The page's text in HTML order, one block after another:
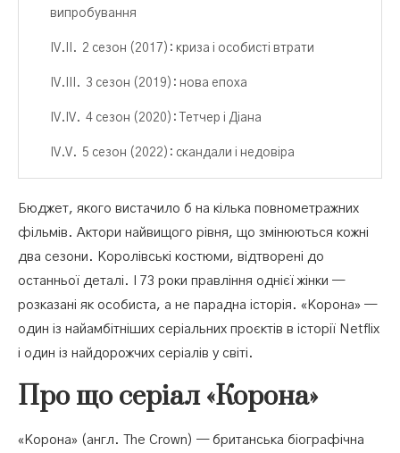
випробування
2 сезон (2017): криза і особисті втрати
3 сезон (2019): нова епоха
4 сезон (2020): Тетчер і Діана
5 сезон (2022): скандали і недовіра
Нагороди «Корони»
Де дивитись «Корону» українською
Бюджет, якого вистачило б на кілька повнометражних
фільмів. Актори найвищого рівня, що змінюються кожні
два сезони. Королівські костюми, відтворені до
останньої деталі. І 73 роки правління однієї жінки —
розказані як особиста, а не парадна історія. «Корона» —
один із найамбітніших серіальних проєктів в історії Netflix
і один із найдорожчих серіалів у світі.
Про що серіал «Корона»
«Корона» (англ. The Crown) — британська біографічна